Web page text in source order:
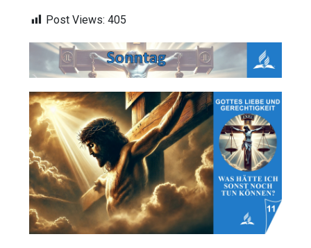
Post Views: 405